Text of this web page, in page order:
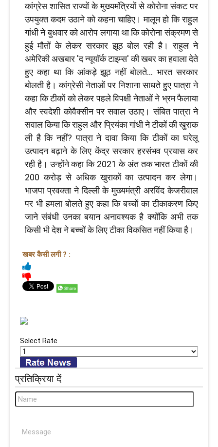
कांग्रेस शासित राज्‍यों के मुख्‍यमंत्रियों से कोरोना संकट पर
उपयुक्त कदम उठाने को कहना चाहिए। मालूम हो कि राहुल
गांधी ने बुधवार को आरोप लगाया था कि कोरोना संक्रमण से
हुई मौतों के लेकर सरकार झूठ बोल रही है। राहुल ने
अमेरिकी अखबार 'द न्यूयॉर्क टाइम्स' की खबर का हवाला देते
हुए कहा था कि आंकड़े झूठ नहीं बोलते... भारत सरकार
बोलती है। कांग्रेसी नेताओं पर निशाना साधते हुए पात्रा ने
कहा कि टीकों को लेकर पहले विपक्षी नेताओं ने भ्रम फैलाया
और स्वदेशी कोवैक्सीन पर सवाल उठाए। संबित पात्रा ने
सवाल किया कि राहुल और प्रियंका गांधी ने टीकों की खुराक
ली है कि नहीं? पात्रा ने दावा किया कि टीकों का घरेलू
उत्पादन बढ़ाने के लिए केंद्र सरकार हरसंभव प्रयास कर
रही है। उन्‍होंने कहा कि 2021 के अंत तक भारत टीकों की
200 करोड़ से अधिक खुराकों का उत्पादन कर लेगा।
भाजपा प्रवक्‍ता ने दिल्ली के मुख्यमंत्री अरविंद केजरीवाल
पर भी हमला बोलते हुए कहा कि बच्चों का टीकाकरण किए
जाने संबंधी उनका बयान अनावश्यक है क्योंकि अभी तक
किसी भी देश ने बच्चों के लिए टीका विकसित नहीं किया है।
खबर कैसी लगी ? :
Select Rate
प्रतिक्रिया दें